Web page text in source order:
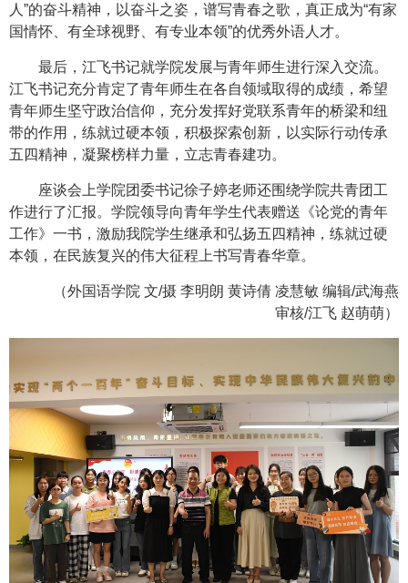
人”的奋斗精神，以奋斗之姿，谱写青春之歌，真正成为“有家
国情怀、有全球视野、有专业本领”的优秀外语人才。
最后，江飞书记就学院发展与青年师生进行深入交流。
江飞书记充分肯定了青年师生在各自领域取得的成绩，希望
青年师生坚守政治信仰，充分发挥好党联系青年的桥梁和纽
带的作用，练就过硬本领，积极探索创新，以实际行动传承
五四精神，凝聚榜样力量，立志青春建功。
座谈会上学院团委书记徐子婷老师还围绕学院共青团工
作进行了汇报。学院领导向青年学生代表赠送《论党的青年
工作》一书，激励我院学生继承和弘扬五四精神，练就过硬
本领，在民族复兴的伟大征程上书写青春华章。
（外国语学院 文/摄 李明朗 黄诗倩 凌慧敏 编辑/武海燕
审核/江飞 赵萌萌）